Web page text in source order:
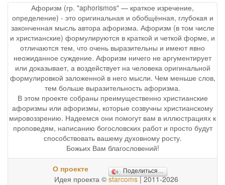
Афоризм (гр. "aphorismos" — краткое изречение,
определение) - это оригинальная и обобщённая, глубокая и
законченная мысль автора афоризма. Афоризм (в том числе
и христианские) формулируются в краткой и четкой форме, и
отличаются тем, что очень выразительны и имеют явно
неожиданное суждение. Афоризм ничего не аргументирует
или доказывает, а воздействует на человека оригинальной
формулировкой заложенной в него мысли. Чем меньше слов,
тем больше выразительность афоризма.
В этом проекте собраны преимущественно христианские
афоризмы или афоризмы, которые созвучны христианскому
мировоззрению. Надеемся они помогут вам в иллюстрациях к
проповедям, написанию богословских работ и просто будут
способствовать вашему духовному росту.
Божьих Вам благословений!
О проекте Поделиться…
Идея проекта © starcoms| 2011-2026